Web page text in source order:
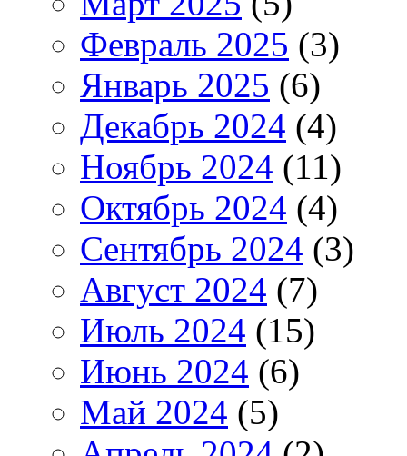
Февраль 2025 (3)
Январь 2025 (6)
Декабрь 2024 (4)
Ноябрь 2024 (11)
Октябрь 2024 (4)
Сентябрь 2024 (3)
Август 2024 (7)
Июль 2024 (15)
Июнь 2024 (6)
Май 2024 (5)